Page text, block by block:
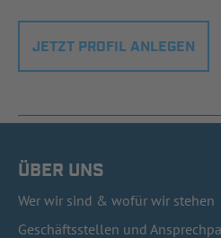
JETZT PROFIL ANLEGEN
ÜBER UNS
Wer wir sind & wofür wir stehen
Geschäftsstellen und